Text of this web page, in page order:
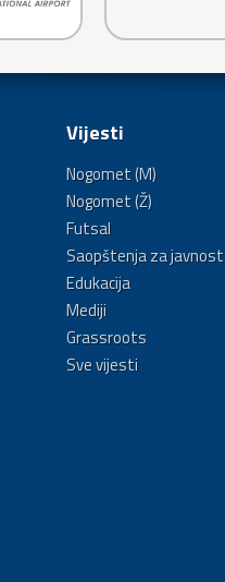
Vijesti
Nogomet (M)
Nogomet (Ž)
Futsal
Saopštenja za javnost
Edukacija
Mediji
Grassroots
Sve vijesti